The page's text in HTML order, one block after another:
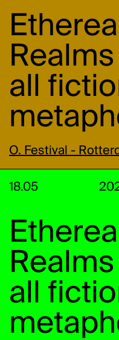
Ethereal
all
O. Festival -
18.05
Ethereal
all